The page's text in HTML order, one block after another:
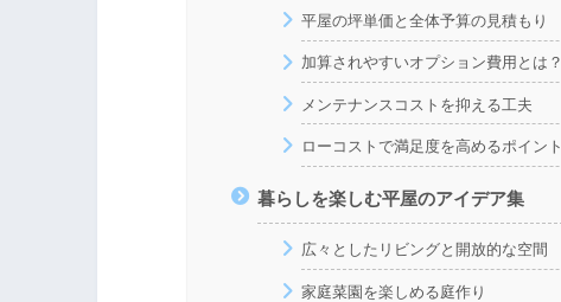
平屋の坪単価と全体予算の見積もり
加算されやすいオプション費用とは？
メンテナンスコストを抑える工夫
ローコストで満足度を高めるポイント
暮らしを楽しむ平屋のアイデア集
広々としたリビングと開放的な空間
家庭菜園を楽しめる庭作り